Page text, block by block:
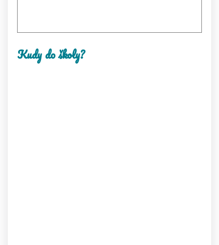
Kudy do školy?